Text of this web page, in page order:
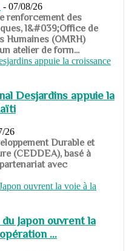
- 07/08/26
renforcement des
l&#039;Office de
Humaines (OMRH)
atelier de form...
Desjardins appuie la
26
Durable et
(CEDDEA), basé à
avec
Japon ouvrent la
...